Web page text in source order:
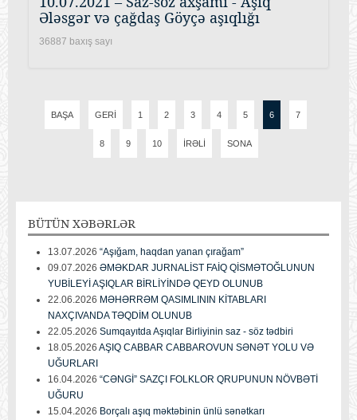
Ələsgər və çağdaş Göyçə aşıqlığı
36887 baxış sayı
BAŞA GERI 1 2 3 4 5 6 7
8 9 10 İRƏLI SONA
BÜTÜN XƏBƏRLƏR
13.07.2026 “Aşığam, haqdan yanan çırağam”
09.07.2026 ƏMƏKDAR JURNALİST FAİQ QİSMƏTOĞLUNUN
YUBİLEYİ AŞIQLAR BİRLİYİNDƏ QEYD OLUNUB
22.06.2026 MƏHƏRRƏM QASIMLININ KİTABLARI
NAXÇIVANDA TƏQDİM OLUNUB
22.05.2026 Sumqayıtda Aşıqlar Birliyinin saz - söz tədbiri
18.05.2026 AŞIQ CABBAR CABBAROVUN SƏNƏT YOLU VƏ
UĞURLARI
16.04.2026 “CƏNGİ” SAZÇI FOLKLOR QRUPUNUN NÖVBƏTİ
UĞURU
15.04.2026 Borçalı aşıq məktəbinin ünlü sənətkarı